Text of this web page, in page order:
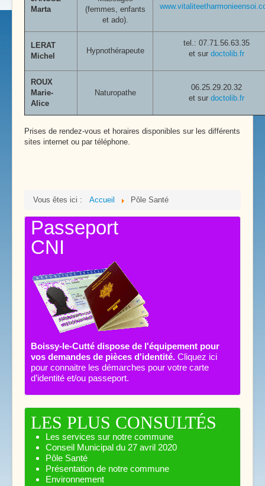
Marta
(femmes, enfants
et ado).
LERAT
Michel
Hypnothérapeute
tel.: 07.71.56.63.35
et sur doctolib.fr
ROUX
Marie-
Alice
Naturopathe
06.25.29.20.32
et sur doctolib.fr
Prises de rendez-vous et horaires disponibles sur les différents
sites internet ou par téléphone.
Vous êtes ici : Accueil Pôle Santé
Passeport
CNI
Boissy-le-Cutté dispose de l'équipement pour
vos demandes de pièces d'identité. Cliquez ici
pour connaitre les démarches pour votre carte
d’identité et/ou passeport.
LES PLUS CONSULTÉS
Les services sur notre commune
Conseil Municipal du 27 avril 2020
Pôle Santé
Présentation de notre commune
Environnement